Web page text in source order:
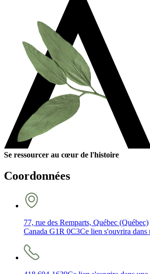
Se ressourcer au cœur de l'histoire
Coordonnées
77, rue des Remparts, Québec (Québec)
Canada G1R 0C3Ce lien s'ouvrira dans